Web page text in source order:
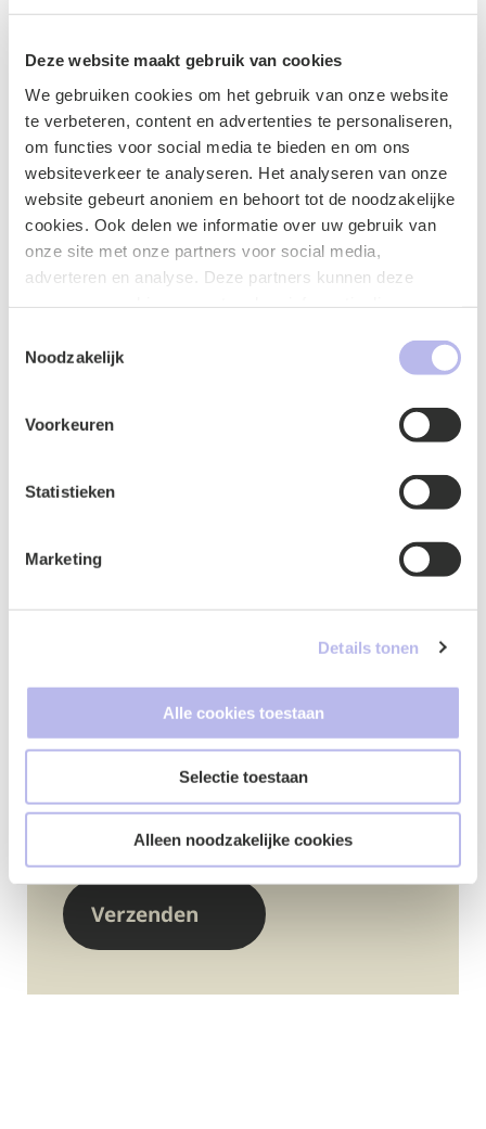
Deze website maakt gebruik van cookies
We gebruiken cookies om het gebruik van onze website
te verbeteren, content en advertenties te personaliseren,
om functies voor social media te bieden en om ons
websiteverkeer te analyseren. Het analyseren van onze
website gebeurt anoniem en behoort tot de noodzakelijke
cookies. Ook delen we informatie over uw gebruik van
onze site met onze partners voor social media,
adverteren en analyse. Deze partners kunnen deze
uw gebruik van hun services.
Noodzakelijk
Voorkeuren
Statistieken
Marketing
Details tonen
Alle cookies toestaan
Selectie toestaan
Alleen noodzakelijke cookies
Naam
E-mailadres*
Telefoonnummer*
Vraag of opmerking
Google ReCaptcha*